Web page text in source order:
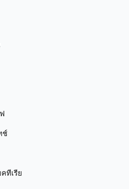
ช์
ทีเรีย